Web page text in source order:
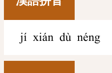
jí xián dù néng